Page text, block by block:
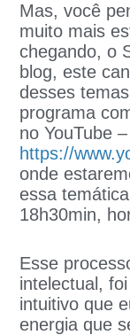
Mas, você
muito mais
chegando, o
blog, este
desses
programa
no YouTube –
https://
onde
essa
18h30min,
Esse
intelectual,
intuitivo que
energia que